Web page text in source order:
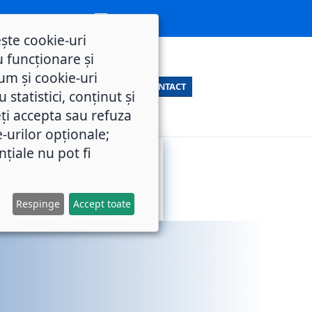
CONTACT
cookie-uri
funcționare și
și cookie-uri
statistici, conținut și
accepta sau refuza
urilor opționale;
nu pot fi
Respinge Accept toate